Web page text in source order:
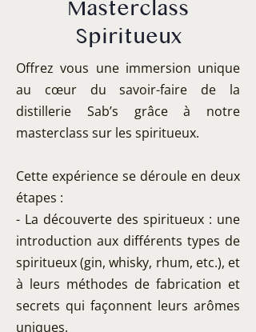
Masterclass
Spiritueux
Offrez vous une immersion unique
au cœur du savoir-faire de la
distillerie Sab’s grâce à notre
masterclass sur les spiritueux.
Cette expérience se déroule en deux
étapes :
- La découverte des spiritueux : une
introduction aux différents types de
spiritueux (gin, whisky, rhum, etc.), et
à leurs méthodes de fabrication et
secrets qui façonnent leurs arômes
uniques.